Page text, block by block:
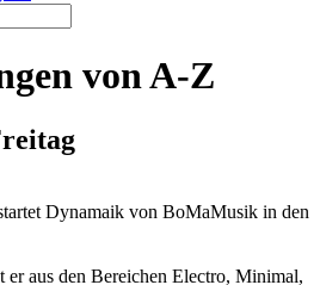
von A-Z
Dynamaik von BoMaMusik in den
aus den Bereichen Electro, Minimal,